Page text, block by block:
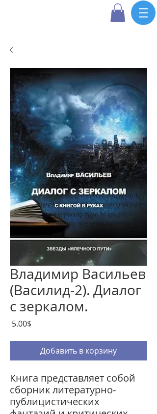
Владимир Васильев
(Василид-2). Диалог
с зеркалом.
‏5.00 ‏$
Добавить в корзину
Книга представляет собой
сборник литературно-
публицистических